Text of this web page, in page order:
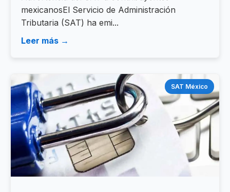
mexicanosEl Servicio de Administración
Tributaria (SAT) ha emi...
Leer más →
SAT México